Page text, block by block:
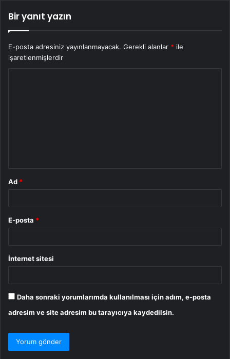
Bir yanıt yazın
E-posta adresiniz yayınlanmayacak. Gerekli alanlar * ile
işaretlenmişlerdir
Ad *
E-posta *
İnternet sitesi
Daha sonraki yorumlarımda kullanılması için adım, e-posta
adresim ve site adresim bu tarayıcıya kaydedilsin.